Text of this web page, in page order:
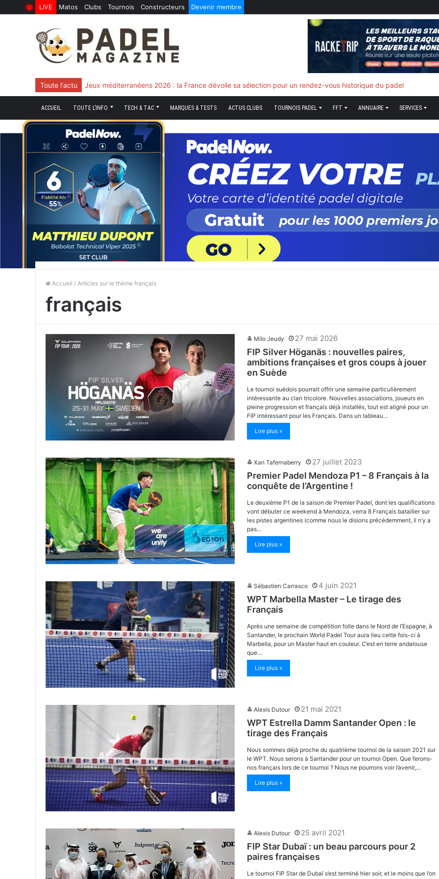
LIVE Matos Clubs Tournois Constructeurs Devenir membre
Toute l'actu Chingotto, ciblé tout le match mais décisif quand tout bascule
ACCUEIL TOUTE L’INFO
6 Août 2026
TECH & TAC
10 Juin 2026
MARQUES & TESTS ACTUS CLUBS TOURNOIS PADEL FFT ANNUAIRE SERVICES
Accueil / Articles sur le thème français
français
Milo Jeudy 27 mai 2026
FIP Silver Höganäs : nouvelles paires,
ambitions françaises et gros coups à jouer
en Suède
Le tournoi suédois pourrait offrir une semaine particulièrement
intéressante au clan tricolore. Nouvelles associations, joueurs en
pleine progression et français déjà installés, tout est aligné pour un
FIP intéressant pour les Français. Dans un tableau…
Lire plus »
Xan Tafernaberry 27 juillet 2023
Premier Padel Mendoza P1 – 8 Français à la
conquête de l’Argentine !
Le deuxième P1 de la saison de Premier Padel, dont les qualifications
vont débuter ce weekend à Mendoza, verra 8 Français batailler sur
les pistes argentines (comme nous le disions précédemment, il n’y a
pas…
Lire plus »
Sébastien Carrasco 4 juin 2021
WPT Marbella Master – Le tirage des
Français
Après une semaine de compétition folle dans le Nord de l’Espagne, à
Santander, le prochain World Padel Tour aura lieu cette fois-ci à
Marbella, pour un Master haut en couleur. C’est en terre andalouse
que…
Lire plus »
Alexis Dutour 21 mai 2021
WPT Estrella Damm Santander Open : le
tirage des Français
Nous sommes déjà proche du quatrième tournoi de la saison 2021 sur
le WPT. Nous serons à Santander pour un tournoi Open. Que ferons-
nos français lors de ce tournoi ? Nous ne pourrons voir l’avenir,…
Lire plus »
Alexis Dutour 25 avril 2021
FIP Star Dubaï : un beau parcours pour 2
paires françaises
Le tournoi FIP Star de Dubaï s’est terminé hier soir, et le moins que l’on